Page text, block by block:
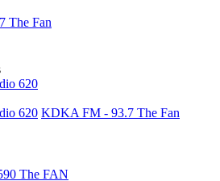
The Fan
620
620 KDKA FM - 93.7 The Fan
The FAN